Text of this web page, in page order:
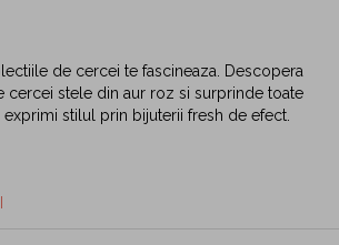
de cercei te fascineaza. Descopera
cercei stele din aur roz si surprinde toate
stilul prin bijuterii fresh de efect.